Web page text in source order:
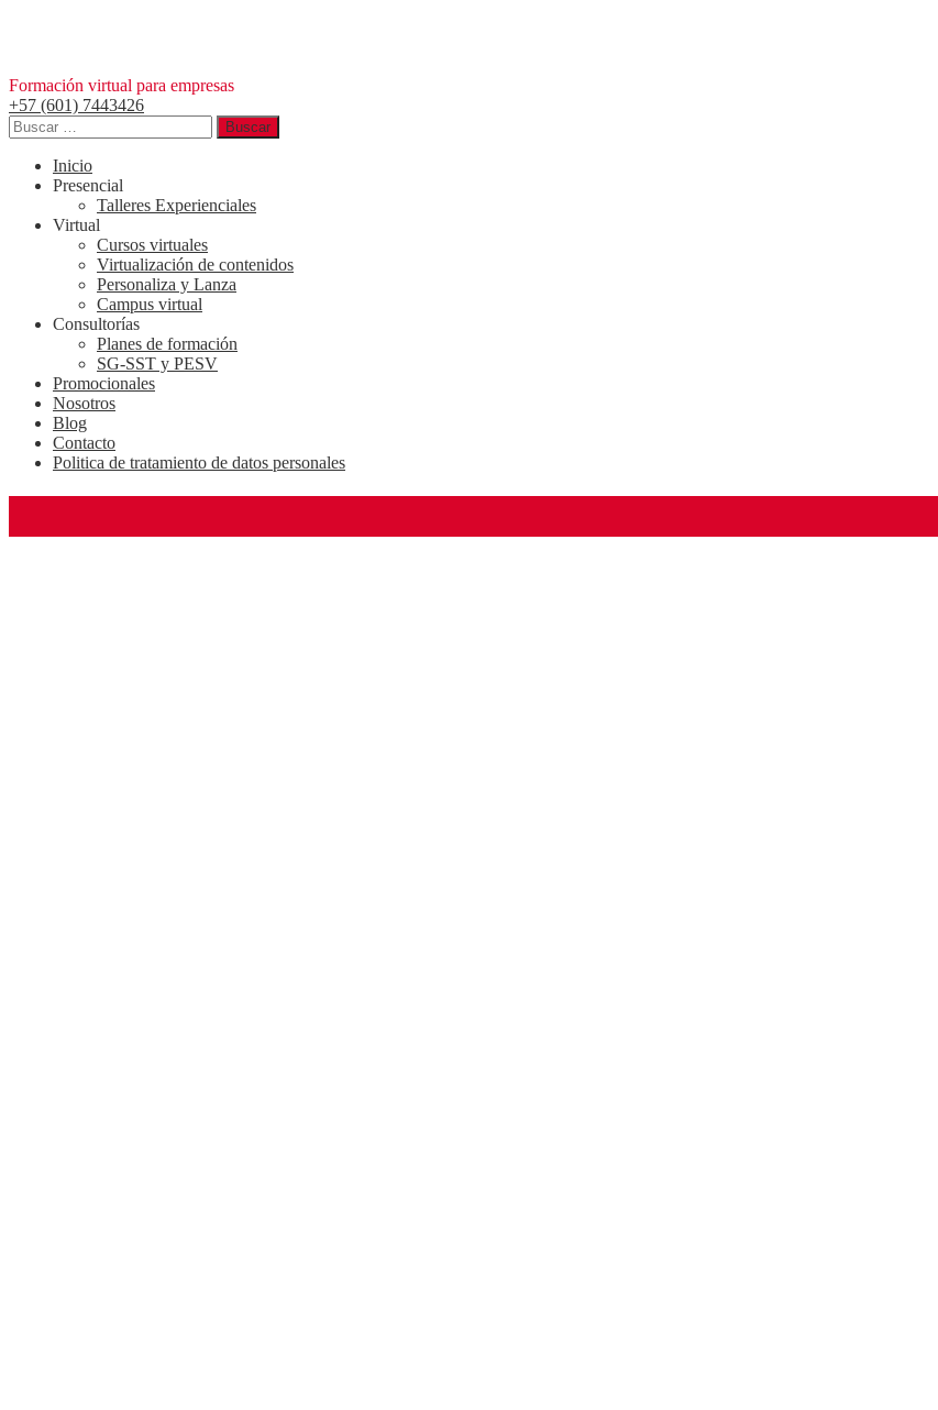
Formación virtual para empresas
+57 (601) 7443426
Buscar:
Inicio
Presencial
Talleres Experienciales
Virtual
Cursos virtuales
Virtualización de contenidos
Personaliza y Lanza
Campus virtual
Consultorías
Planes de formación
SG-SST y PESV
Promocionales
Nosotros
Blog
Contacto
Politica de tratamiento de datos personales